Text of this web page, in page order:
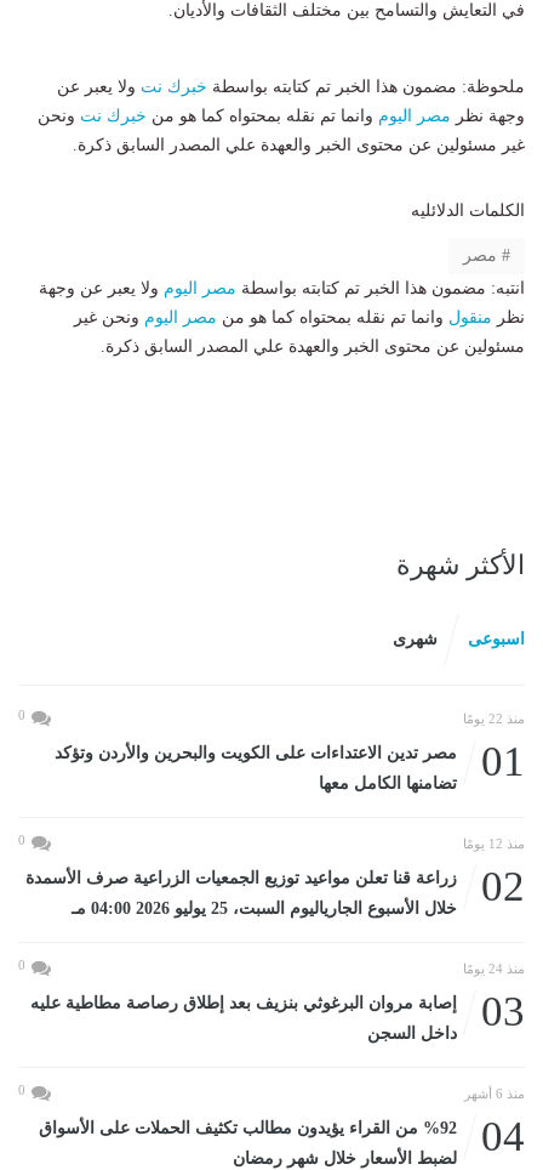
في التعايش والتسامح بين مختلف الثقافات والأديان.
ملحوظة: مضمون هذا الخبر تم كتابته بواسطة خبرك نت ولا يعبر عن
وجهة نظر مصر اليوم وانما تم نقله بمحتواه كما هو من خبرك نت ونحن
غير مسئولين عن محتوى الخبر والعهدة علي المصدر السابق ذكرة.
الكلمات الدلائليه
مصر
انتبه: مضمون هذا الخبر تم كتابته بواسطة مصر اليوم ولا يعبر عن وجهة
نظر منقول وانما تم نقله بمحتواه كما هو من مصر اليوم ونحن غير
مسئولين عن محتوى الخبر والعهدة علي المصدر السابق ذكرة.
الأكثر شهرة
اسبوعى شهرى
منذ 22 يومًا 0
01
مصر تدين الاعتداءات على الكويت والبحرين والأردن وتؤكد
تضامنها الكامل معها
منذ 12 يومًا 0
02
زراعة قنا تعلن مواعيد توزيع الجمعيات الزراعية صرف الأسمدة
خلال الأسبوع الجارياليوم السبت، 25 يوليو 2026 04:00 مـ
منذ 24 يومًا 0
03
إصابة مروان البرغوثي بنزيف بعد إطلاق رصاصة مطاطية عليه
داخل السجن
منذ 6 أشهر 0
04
%92 من القراء يؤيدون مطالب تكثيف الحملات على الأسواق
لضبط الأسعار خلال شهر رمضان